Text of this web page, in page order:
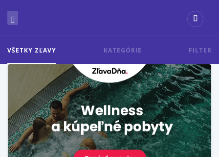
VŠETKY ZĽAVY KATEGÓRIE FILTER